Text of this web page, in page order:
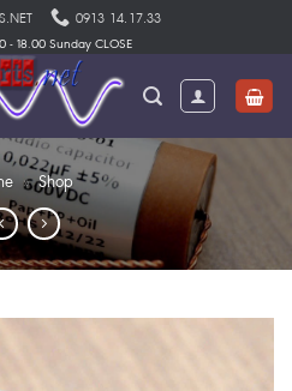
0913 14.17.33
- 18.00 Sunday CLOSE
» Shop